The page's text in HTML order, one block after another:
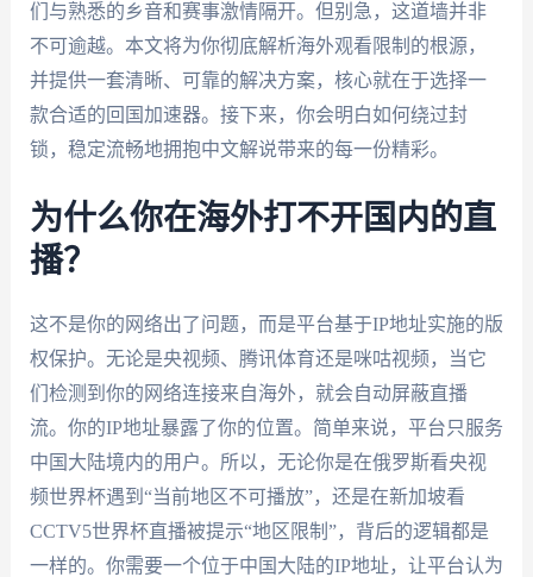
们与熟悉的乡音和赛事激情隔开。但别急，这道墙并非
不可逾越。本文将为你彻底解析海外观看限制的根源，
并提供一套清晰、可靠的解决方案，核心就在于选择一
款合适的回国加速器。接下来，你会明白如何绕过封
锁，稳定流畅地拥抱中文解说带来的每一份精彩。
为什么你在海外打不开国内的直
播？
这不是你的网络出了问题，而是平台基于IP地址实施的版
权保护。无论是央视频、腾讯体育还是咪咕视频，当它
们检测到你的网络连接来自海外，就会自动屏蔽直播
流。你的IP地址暴露了你的位置。简单来说，平台只服务
中国大陆境内的用户。所以，无论你是在俄罗斯看央视
频世界杯遇到“当前地区不可播放”，还是在新加坡看
CCTV5世界杯直播被提示“地区限制”，背后的逻辑都是
一样的。你需要一个位于中国大陆的IP地址，让平台认为